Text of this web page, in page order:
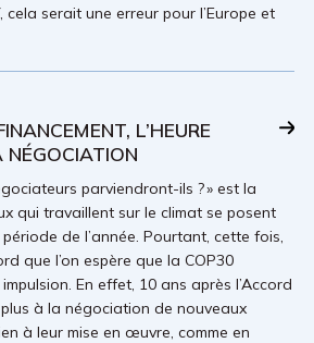
cela serait une erreur pour l’Europe et
L’HEURE
NÉGOCIATION
parviendront-ils ? » est la
qui travaillent sur le climat se posent
de l’année. Pourtant, cette fois,
que l’on espère que la COP30
En effet, 10 ans après l’Accord
plus à la négociation de nouveaux
à leur mise en œuvre, comme en